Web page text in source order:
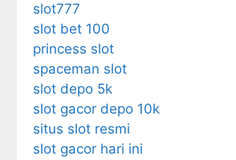
slot777
slot bet 100
princess slot
spaceman slot
slot depo 5k
slot gacor depo 10k
situs slot resmi
slot gacor hari ini